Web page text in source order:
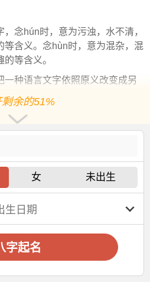
，念hún时，意为污浊，水不清，
等含义。念hùn时，意为混杂，混
等含义。
一种语言文字依照原义改变成另
解释。用作人名意指明白、晓
引申为溢出言表。用作人名意
义；
有本领的人。用作人名意指才
宜用字
物凑在一起。2、众多，繁杂。
亭亭玉立之义。
余的51%
女 未出生
字起名